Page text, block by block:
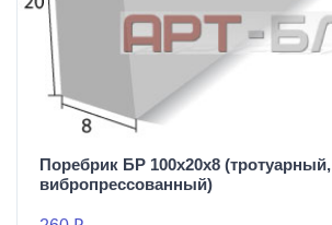
Поребрик БР 100х20х8 (тротуарный,
вибропрессованный)